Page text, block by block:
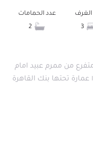
الغرف
عدد الحمامات
متفرع من ممرم عبيد امام